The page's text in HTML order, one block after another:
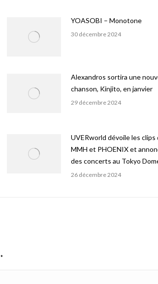
YOASOBI – Monotone
30 décembre 2024
Alexandros sortira une
chanson, Kinjito, en janvier
29 décembre 2024
UVERworld dévoile les clips
MMH et PHOENIX et
des concerts au Tokyo
26 décembre 2024
*